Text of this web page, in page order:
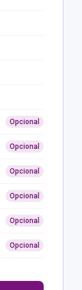
Opcional
Opcional
Opcional
Opcional
Opcional
Opcional